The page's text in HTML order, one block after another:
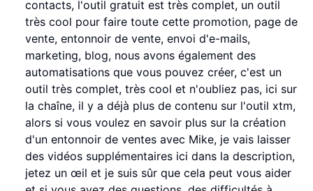
contacts, l'outil gratuit est très complet, un outil
très cool pour faire toute cette promotion, page de
vente, entonnoir de vente, envoi d'e-mails,
marketing, blog, nous avons également des
automatisations que vous pouvez créer, c'est un
outil très complet, très cool et n'oubliez pas, ici sur
la chaîne, il y a déjà plus de contenu sur l'outil xtm,
alors si vous voulez en savoir plus sur la création
d'un entonnoir de ventes avec Mike, je vais laisser
des vidéos supplémentaires ici dans la description,
jetez un œil et je suis sûr que cela peut vous aider